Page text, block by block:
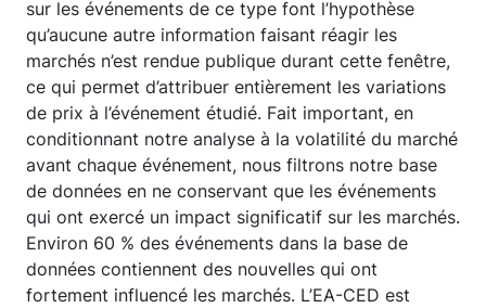
sur les événements de ce type font l’hypothèse
qu’aucune autre information faisant réagir les
marchés n’est rendue publique durant cette fenêtre,
ce qui permet d’attribuer entièrement les variations
de prix à l’événement étudié. Fait important, en
conditionnant notre analyse à la volatilité du marché
avant chaque événement, nous filtrons notre base
de données en ne conservant que les événements
qui ont exercé un impact significatif sur les marchés.
Environ 60 % des événements dans la base de
données contiennent des nouvelles qui ont
fortement influencé les marchés. L’EA-CED est